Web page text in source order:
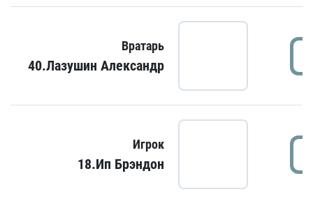
Вратарь
40.Лазушин Александр
Игрок
18.Ип Брэндон